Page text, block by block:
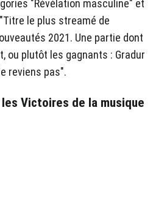
"Révélation masculine" et
le plus streamé de
2021. Une partie dont
ou plutôt les gagnants : Gradur
reviens pas".
Victoires de la musique